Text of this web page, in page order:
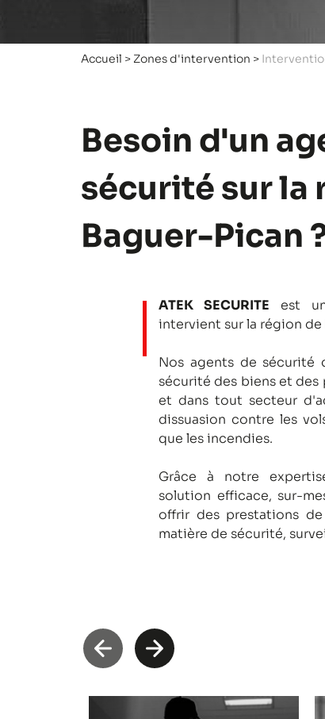
Accueil > Zones d'intervention >
Besoin d'un
sécurité sur la
Baguer-Pican
ATEK SECURITE est
intervient sur la région de
Nos agents de sécurité
sécurité des biens et
et dans tout secteur
dissuasion contre les
que les incendies.
Grâce à notre
solution efficace, sur-
offrir des prestations
matière de sécurité,